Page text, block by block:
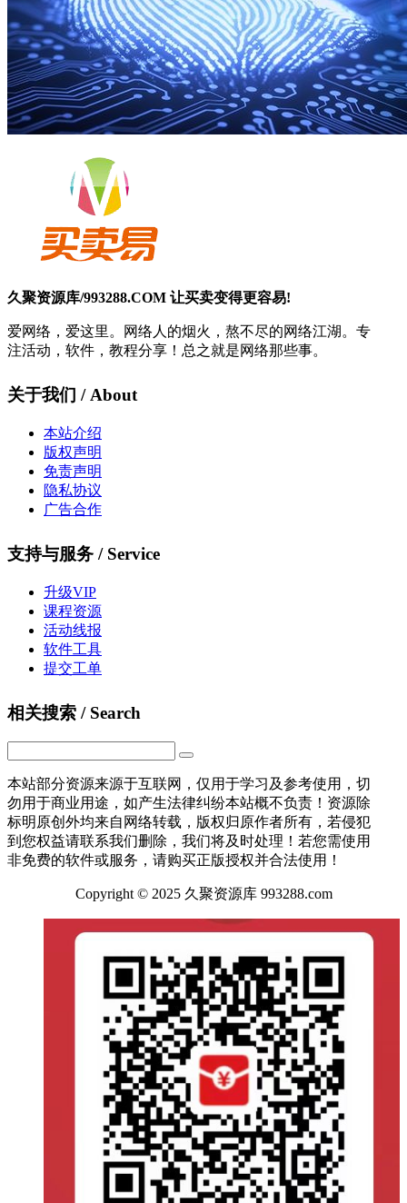
久聚资源库/993288.COM 让买卖变得更容易!
爱网络，爱这里。网络人的烟火，熬不尽的网络江湖。专
注活动，软件，教程分享！总之就是网络那些事。
关于我们 / About
本站介绍
版权声明
免责声明
隐私协议
广告合作
支持与服务 / Service
升级VIP
课程资源
活动线报
软件工具
提交工单
相关搜索 / Search
本站部分资源来源于互联网，仅用于学习及参考使用，切
勿用于商业用途，如产生法律纠纷本站概不负责！资源除
标明原创外均来自网络转载，版权归原作者所有，若侵犯
到您权益请联系我们删除，我们将及时处理！若您需使用
非免费的软件或服务，请购买正版授权并合法使用！
Copyright © 2025 久聚资源库 993288.com